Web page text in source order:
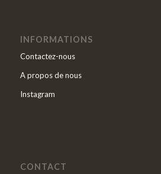
INFORMATIONS
Contactez-nous
A propos de nous
Instagram
CONTACT